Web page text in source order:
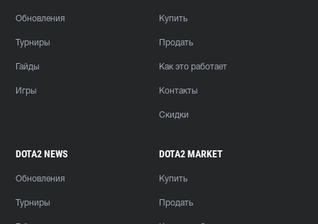
Обновления
Турниры
Гайды
Игры
Купить
Продать
Как это работает
Контакты
Скидки
DOTA2 NEWS
Обновления
Турниры
DOTA2 MARKET
Купить
Продать